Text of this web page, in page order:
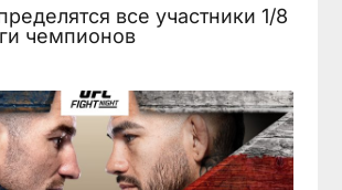
все участники 1/8
чемпионов